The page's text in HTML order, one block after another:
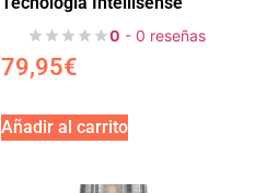
0 - 0 reseñas
79,95€
Añadir al carrito